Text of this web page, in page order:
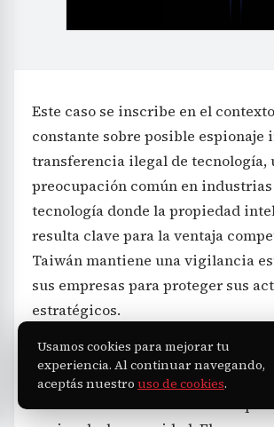
Este caso se inscribe en el
constante sobre posible espionaje
transferencia ilegal de tecnología,
preocupación común en
tecnología donde la propiedad
resulta clave para la ventaja
Taiwán mantiene una vigilancia
sus empresas para proteger sus
estratégicos.
Las autoridades reafirmaron su
para aplicar la ley con rigor,
Usamos cookies para mejorar tu
experiencia. Al continuar navegando,
aceptás nuestro uso de cookies.